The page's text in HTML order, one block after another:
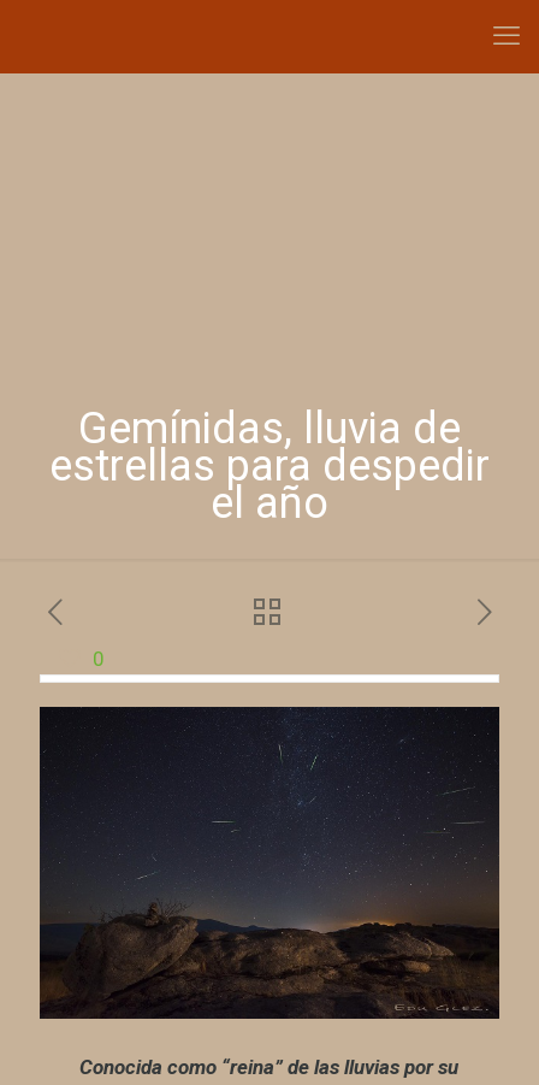
Gemínidas, lluvia de
estrellas para despedir
el año
0
Conocida como “reina” de las lluvias por su